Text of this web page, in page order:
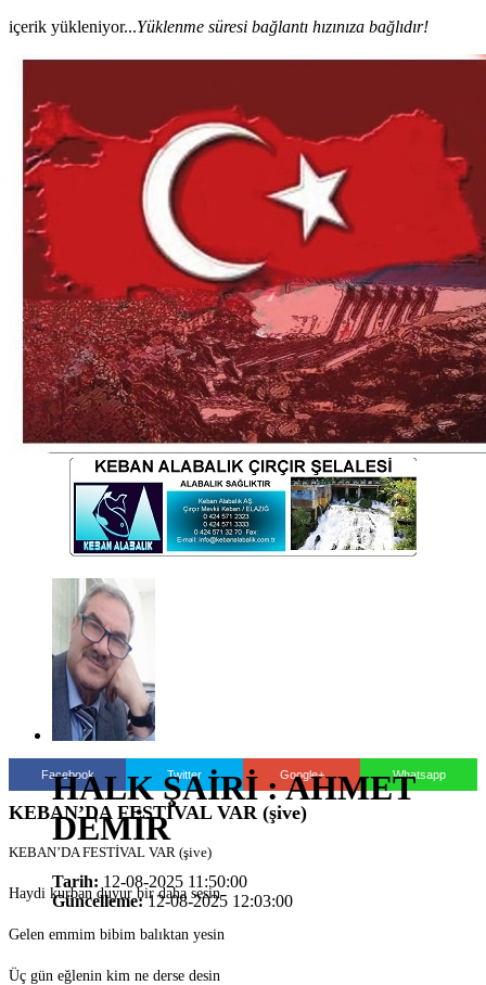
içerik yükleniyor...Yüklenme süresi bağlantı hızınıza bağlıdır!
HALK ŞAİRİ : AHMET
DEMİR
Tarih: 12-08-2025 11:50:00
Güncelleme:12-08-2025 12:03:00
Facebook Twitter Google+ Whatsapp
KEBAN’DA FESTİVAL VAR (şive)
KEBAN’DA FESTİVAL VAR (şive)
Haydi kurban duyur bir daha sesin
Gelen emmim bibim balıktan yesin
Üç gün eğlenin kim ne derse desin